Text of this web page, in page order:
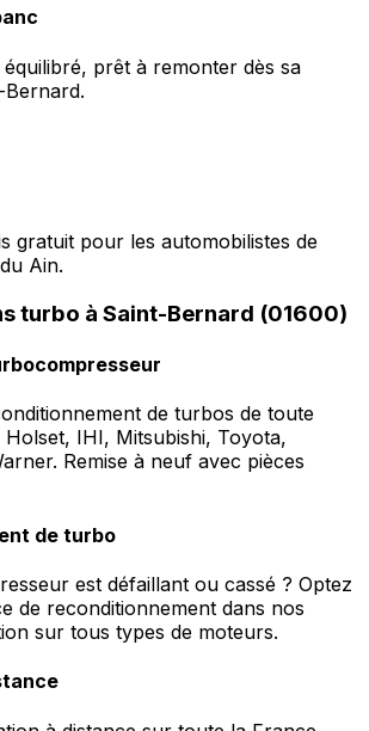
prêt à remonter dès sa
gratuit pour les automobilistes de
Ain.
turbo à Saint-Bernard (01600)
de turbos de toute
IHI, Mitsubishi, Toyota,
Remise à neuf avec pièces
de turbo
est défaillant ou cassé ? Optez
de reconditionnement dans nos
sur tous types de moteurs.